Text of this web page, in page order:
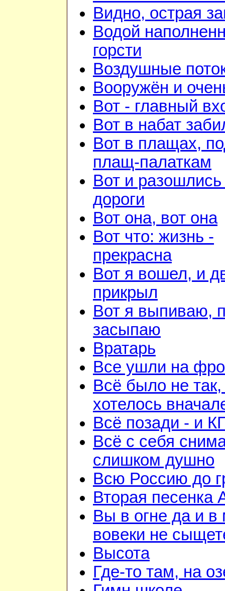
Видно, острая
Водой
горсти
Воздушные
Вооружён и
Вот - главный
Вот в набат
Вот в плащах,
плащ-палаткам
Вот и разошлись
дороги
Вот она, вот она
Вот что: жизнь -
прекрасна
Вот я вошел, и
прикрыл
Вот я выпиваю,
засыпаю
Вратарь
Все ушли на
Всё было не так,
хотелось
Всё позади - и
Всё с себя
слишком душно
Всю Россию до
Вторая песенка
Вы в огне да и в
вовеки не
Высота
Где-то там, на